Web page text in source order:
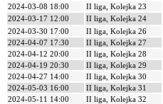
2024-03-08 18:00
II liga, Kolejka 23
2024-03-17 12:00
II liga, Kolejka 24
2024-03-30 17:00
II liga, Kolejka 26
2024-04-07 17:30
II liga, Kolejka 27
2024-04-12 20:00
II liga, Kolejka 28
2024-04-19 20:30
II liga, Kolejka 29
2024-04-27 14:00
II liga, Kolejka 30
2024-05-03 16:00
II liga, Kolejka 31
2024-05-11 14:00
II liga, Kolejka 32